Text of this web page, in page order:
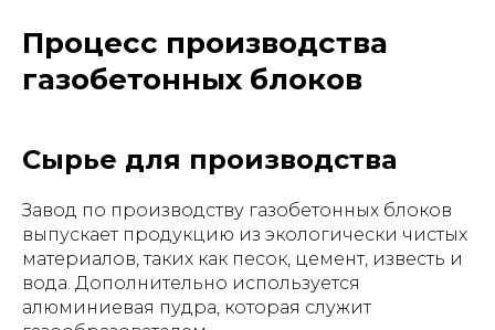
Процесс производства
газобетонных блоков
Сырье для производства
Завод по производству газобетонных блоков
выпускает продукцию из экологически чистых
материалов, таких как песок, цемент, известь и
вода. Дополнительно используется
алюминиевая пудра, которая служит